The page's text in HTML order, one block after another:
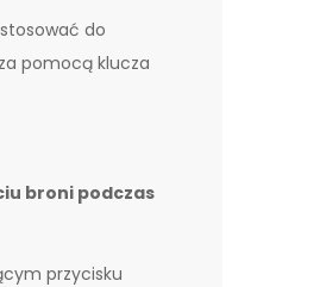
do
pomocą klucza
broni podczas
przycisku